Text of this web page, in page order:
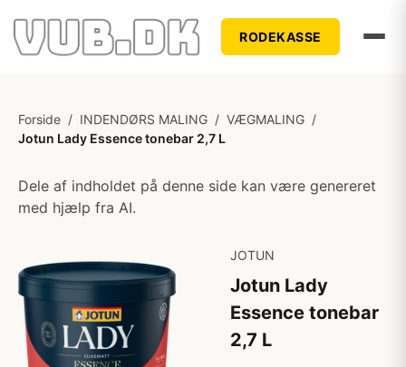
RODEKASSE
Forside / INDENDØRS MALING / VÆGMALING /
Jotun Lady Essence tonebar 2,7 L
Dele af indholdet på denne side kan være genereret
med hjælp fra AI.
JOTUN
Jotun Lady
Essence tonebar
2,7 L